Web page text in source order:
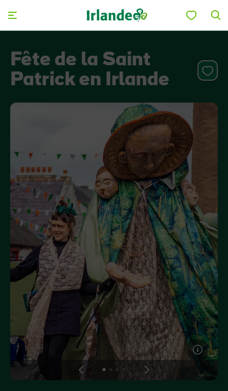
Pierre de Blarney au
château de Blarney
Game of Thrones Studio
Tour
Fête de la Saint
Patrick en Irlande
ViewView
slide
View
slide
View
slide